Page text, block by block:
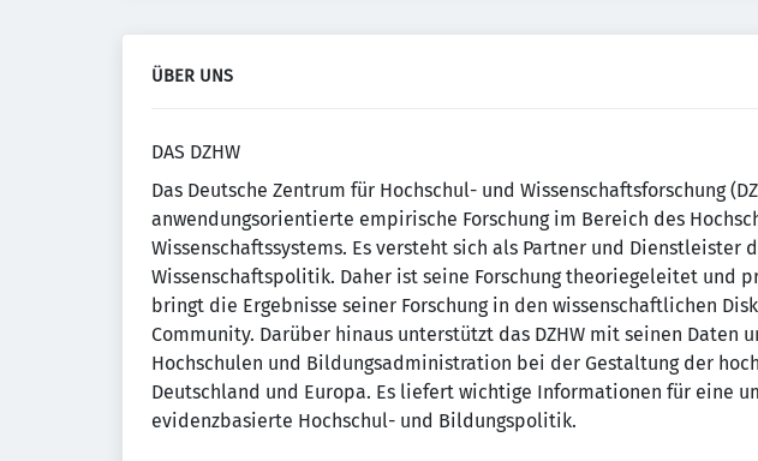
ÜBER UNS
DAS DZHW
Das Deutsche Zentrum für Hochschul- und Wissenschaftsforschung
anwendungsorientierte empirische Forschung im Bereich des
Wissenschaftssystems. Es versteht sich als Partner und Dienstleister
Wissenschaftspolitik. Daher ist seine Forschung theoriegeleitet und
bringt die Ergebnisse seiner Forschung in den wissenschaftlichen
Community. Darüber hinaus unterstützt das DZHW mit seinen Daten
Hochschulen und Bildungsadministration bei der Gestaltung der
Deutschland und Europa. Es liefert wichtige Informationen für eine
evidenzbasierte Hochschul- und Bildungspolitik.